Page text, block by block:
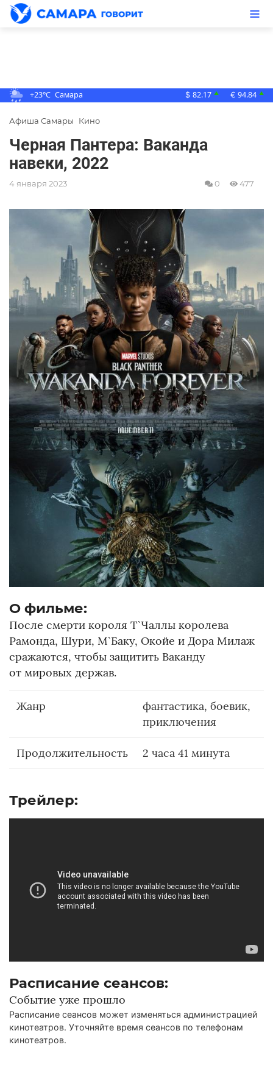
+23°C Самара $ 82.17 ▲ € 94.84 ▲
Афиша Самары Кино
Черная Пантера: Ваканда
навеки, 2022
4 января 2023 0 477
О фильме:
После смерти короля Т`Чаллы королева
Рамонда, Шури, М`Баку, Окойе и Дора Милаж
сражаются, чтобы защитить Ваканду
от мировых держав.
Жанр
фантастика, боевик,
приключения
Продолжительность 2 часа 41 минута
Трейлер:
Расписание сеансов:
Событие уже прошло
Расписание сеансов может изменяться администрацией
кинотеатров. Уточняйте время сеансов по телефонам
кинотеатров.